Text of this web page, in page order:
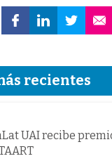
recientes
UAI recibe